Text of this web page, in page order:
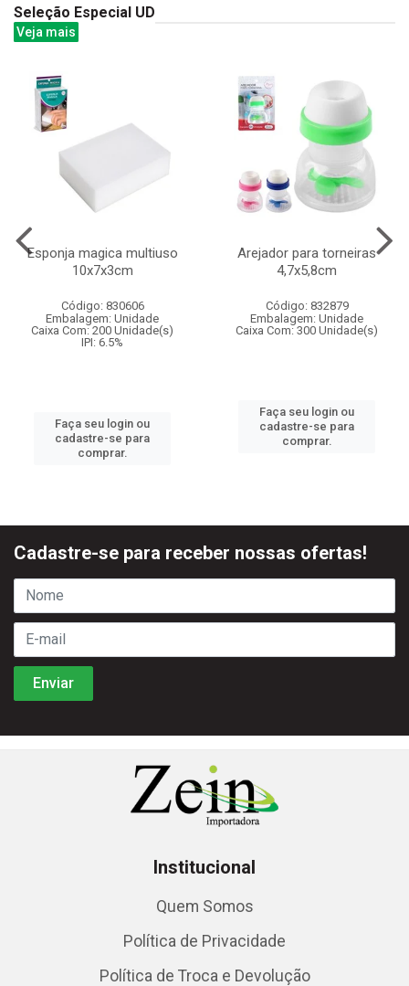
Seleção Especial UD
Veja mais
Esponja magica multiuso
10x7x3cm
Código: 830606
Embalagem: Unidade
Caixa Com: 200 Unidade(s)
IPI: 6.5%
Faça seu login ou
cadastre-se para
comprar.
Arejador para torneiras
4,7x5,8cm
Código: 832879
Embalagem: Unidade
Caixa Com: 300 Unidade(s)
Faça seu login ou
cadastre-se para
comprar.
Cadastre-se para receber nossas ofertas!
Institucional
Quem Somos
Política de Privacidade
Política de Troca e Devolução